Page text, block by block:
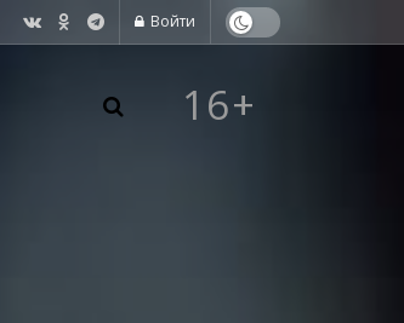
Войти
16+